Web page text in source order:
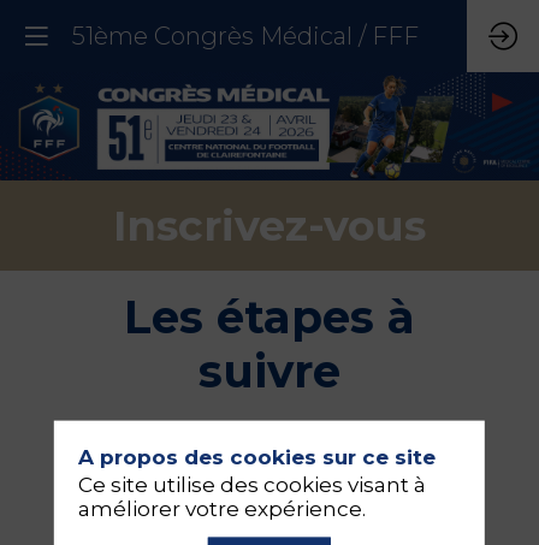
51ème Congrès Médical / FFF
Inscrivez-vous
Les étapes à
suivre
A propos des cookies sur ce site
Ce site utilise des cookies visant à
améliorer votre expérience.